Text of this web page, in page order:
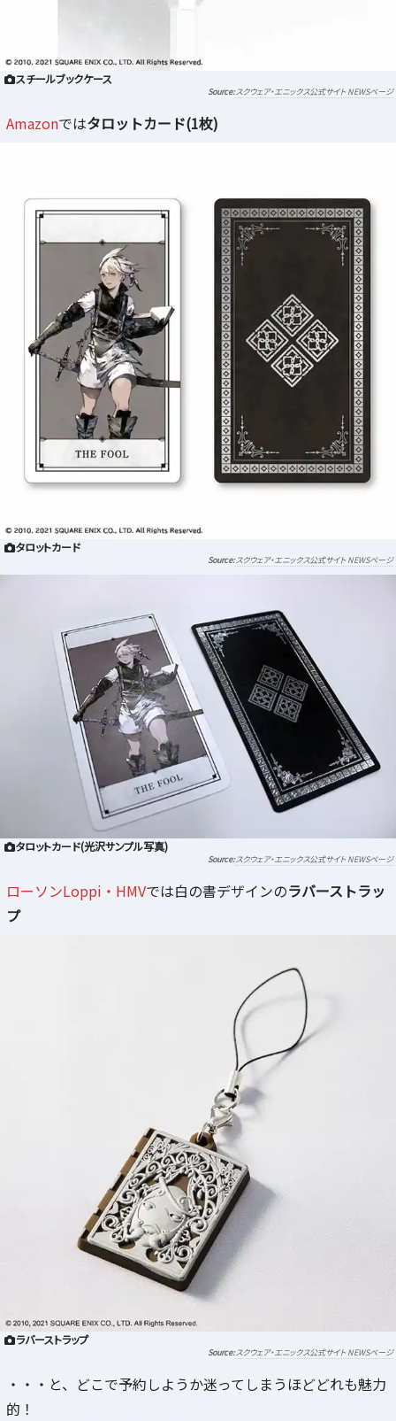
スチールブックケース
スクウェア・エニックス公式サイト NEWSページ
Amazonではタロットカード(1枚)
タロットカード
スクウェア・エニックス公式サイト NEWSページ
タロットカード(光沢サンプル写真)
スクウェア・エニックス公式サイト NEWSページ
ローソンLoppi・HMVでは白の書デザインのラバーストラッ
プ
ラバーストラップ
スクウェア・エニックス公式サイト NEWSページ
・・・と、どこで予約しようか迷ってしまうほどどれも魅力
的！